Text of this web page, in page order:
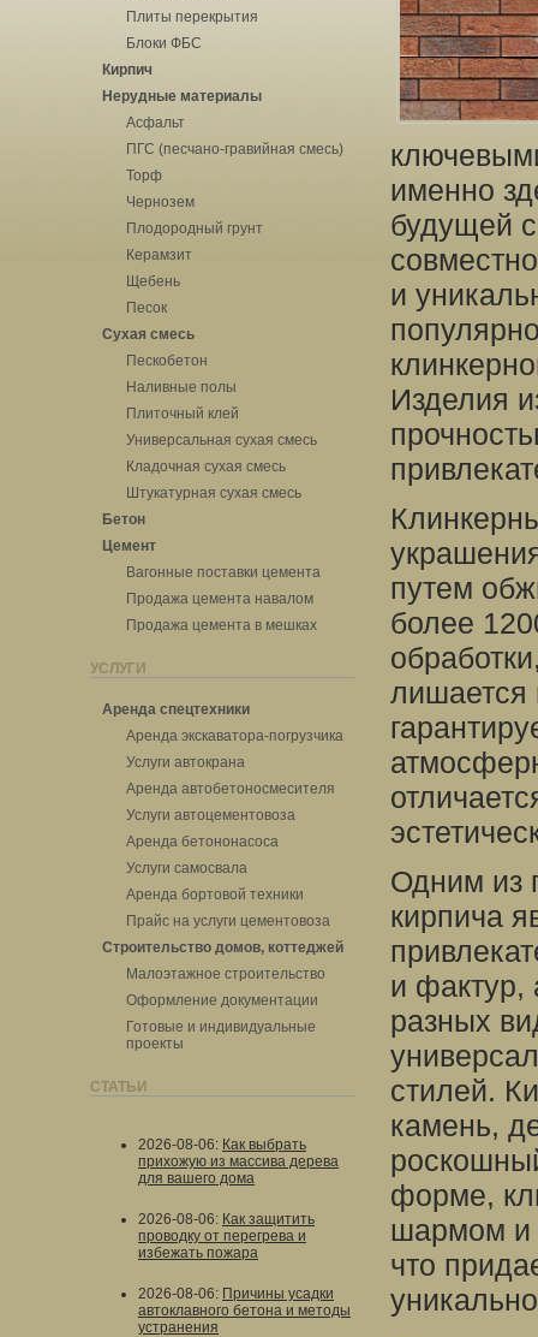
Плиты перекрытия
Блоки ФБС
Кирпич
Нерудные материалы
Асфальт
ПГС (песчано-гравийная смесь)
Торф
Чернозем
Плодородный грунт
Керамзит
Щебень
Песок
Сухая смесь
Пескобетон
Наливные полы
Плиточный клей
Универсальная сухая смесь
Кладочная сухая смесь
Штукатурная сухая смесь
Бетон
Цемент
Вагонные поставки цемента
Продажа цемента навалом
Продажа цемента в мешках
УСЛУГИ
Аренда спецтехники
Аренда экскаватора-погрузчика
Услуги автокрана
Аренда автобетоносмесителя
Услуги автоцементовоза
Аренда бетононасоса
Услуги самосвала
Аренда бортовой техники
Прайс на услуги цементовоза
Строительство домов, коттеджей
Малоэтажное строительство
Оформление документации
Готовые и индивидуальные
проекты
СТАТЬИ
2026-08-06: Как выбрать
прихожую из массива дерева
для вашего дома
2026-08-06: Как защитить
проводку от перегрева и
избежать пожара
2026-08-06: Причины усадки
автоклавного бетона и методы
устранения
именно
будущей
и
Изделия
путем
более
лишается
Одним из
кирпича
и фактур,
разных
стилей.
камень,
форме,
шармом и
что